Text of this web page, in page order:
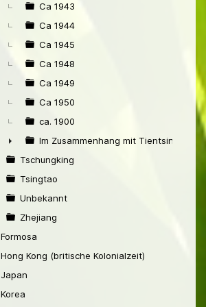
Ca 1943
Ca 1944
Ca 1945
Ca 1948
Ca 1949
Ca 1950
ca. 1900
►
Im Zusammenhang mit Tientsin
Tschungking
Tsingtao
Unbekannt
Zhejiang
Formosa
Hong Kong (britische Kolonialzeit)
Japan
Korea